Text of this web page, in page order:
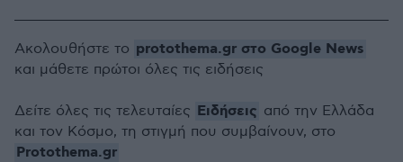
Ακολουθήστε το protothema.gr στο Google News
και μάθετε πρώτοι όλες τις ειδήσεις
Δείτε όλες τις τελευταίες Ειδήσεις από την Ελλάδα
και τον Κόσμο, τη στιγμή που συμβαίνουν, στο
Protothema.gr